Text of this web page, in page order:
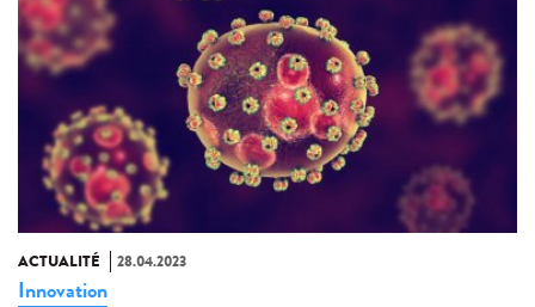
ACTUALITÉ 28.04.2023
Innovation